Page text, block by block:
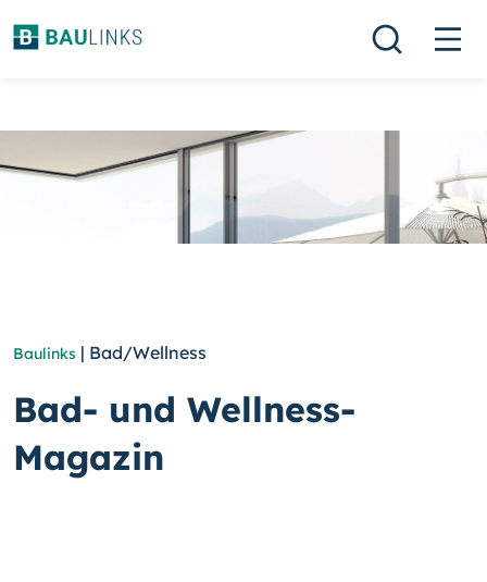
Baulinks | Bad/Wellness
Bad- und Wellness-
Magazin